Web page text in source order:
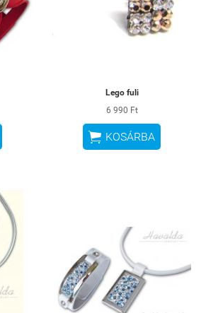
Lego fuli
6 990 Ft
 KOSÁRBA